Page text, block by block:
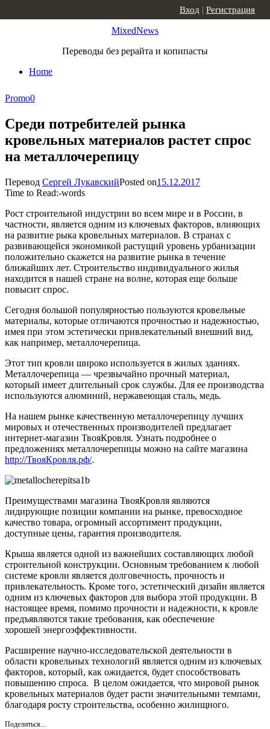
MixedNews
Переводы без рерайта и копипасты
Home
Вход | Регистрация
Promo0
Среди потребителей рынка
кровельных материалов растет спрос
на металлочерепицу
Перевод Сергей ЛукавскийPosted on15.12.2017
Time to Read:-words
Рост строительной индустрии во всем мире и в России, в
частности, является одним из ключевых факторов, влияющих
на развитие рыка кровельных материалов. В странах с
развивающейся экономикой растущий уровень урбанизации
положительно скажется на развитие рынка в течение
ближайших лет. Строительство индивидуального жилья
находится в нашей стране на волне, которая еще больше
повысит спрос.
Сегодня большой популярностью пользуются кровельные
материалы, которые отличаются прочностью и надежностью,
имея при этом эстетически привлекательный внешний вид,
как например, металлочерепица.
Этот тип кровли широко используется в жилых зданиях.
Металлочерепица — чрезвычайно прочный материал,
который имеет длительный срок службы. Для ее производства
используются алюминий, нержавеющая сталь, медь.
На нашем рынке качественную металлочерепицу лучших
мировых и отечественных производителей предлагает
интернет-магазин ТвояКровля. Узнать подробнее о
предложениях металлочерепицы можно на сайте магазина
http://ТвояКровля.рф/.
Преимуществами магазина ТвояКровля являются
лидирующие позиции компании на рынке, превосходное
качество товара, огромный ассортимент продукции,
доступные цены, гарантия производителя.
Крыша является одной из важнейших составляющих любой
строительной конструкции. Основным требованием к любой
системе кровли является долговечность, прочность и
привлекательность. Кроме того, эстетический дизайн является
одним из ключевых факторов для выбора этой продукции. В
настоящее время, помимо прочности и надежности, к кровле
предъявляются такие требования, как обеспечение
хорошей энергоэффективности.
Расширение научно-исследовательской деятельности в
области кровельных технологий является одним из ключевых
факторов, который, как ожидается, будет способствовать
повышению спроса. В целом ожидается, что мировой рынок
кровельных материалов будет расти значительными темпами,
благодаря росту строительства, особенно жилищного.
Поделиться...